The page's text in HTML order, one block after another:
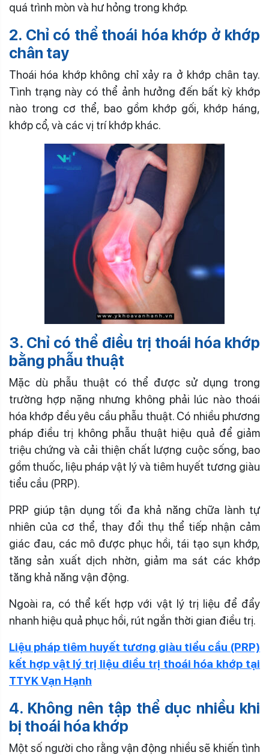
quá trình mòn và hư hỏng trong khớp.
2. Chỉ có thể thoái hóa khớp ở khớp
chân tay
Thoái hóa khớp không chỉ xảy ra ở khớp chân tay.
Tình trạng này có thể ảnh hưởng đến bất kỳ khớp
nào trong cơ thể, bao gồm khớp gối, khớp háng,
khớp cổ, và các vị trí khớp khác.
3. Chỉ có thể điều trị thoái hóa khớp
bằng phẫu thuật
Mặc dù phẫu thuật có thể được sử dụng trong
trường hợp nặng nhưng không phải lúc nào thoái
hóa khớp đều yêu cầu phẫu thuật. Có nhiều phương
pháp điều trị không phẫu thuật hiệu quả để giảm
triệu chứng và cải thiện chất lượng cuộc sống, bao
gồm thuốc, liệu pháp vật lý và tiêm huyết tương giàu
tiểu cầu (PRP).
PRP giúp tận dụng tối đa khả năng chữa lành tự
nhiên của cơ thể, thay đổi thụ thể tiếp nhận cảm
giác đau, các mô được phục hồi, tái tạo sụn khớp,
tăng sản xuất dịch nhờn, giảm ma sát các khớp
tăng khả năng vận động.
Ngoài ra, có thể kết hợp với vật lý trị liệu để đẩy
nhanh hiệu quả phục hồi, rút ngắn thời gian điều trị.
Liệu pháp tiêm huyết tương giàu tiểu cầu (PRP)
kết hợp vật lý trị liệu điều trị thoái hóa khớp tại
TTYK Vạn Hạnh
4. Không nên tập thể dục nhiều khi
bị thoái hóa khớp
Một số người cho rằng vận động nhiều sẽ khiến tình